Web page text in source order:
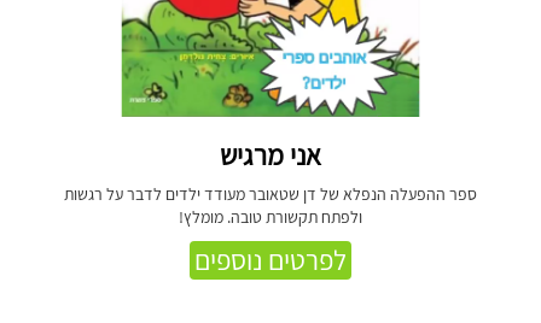
אני מרגיש
ספר ההפעלה הנפלא של דן שטאובר מעודד ילדים לדבר על רגשות
ולפתח תקשורת טובה. מומלץ!
לפרטים נוספים